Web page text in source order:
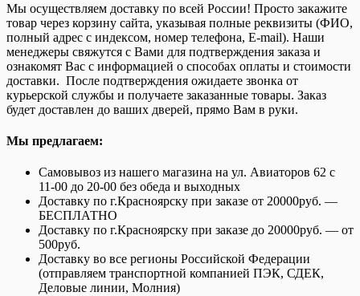
Мы осуществляем доставку по всей России! Просто закажите
товар через корзину сайта, указывая полные реквизиты (ФИО,
полный адрес с индексом, номер телефона, E-mail). Наши
менеджеры свяжутся с Вами для подтверждения заказа и
ознакомят Вас с информацией о способах оплаты и стоимости
доставки. После подтверждения ожидаете звонка от
курьерской службы и получаете заказанные товары. Заказ
будет доставлен до ваших дверей, прямо Вам в руки.
Мы предлагаем:
Самовывоз из нашего магазина на ул. Авиаторов 62 с
11-00 до 20-00 без обеда и выходных
Доставку по г.Красноярску при заказе от 20000руб. —
БЕСПЛАТНО
Доставку по г.Красноярску при заказе до 20000руб. — от
500руб.
Доставку во все регионы Российской Федерации
(отправляем транспортной компанией ПЭК, СДЕК,
Деловые линии, Молния)